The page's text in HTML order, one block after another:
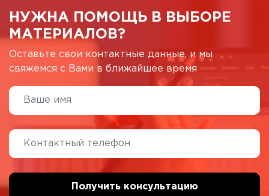
НУЖНА ПОМОЩЬ В ВЫБОРЕ
МАТЕРИАЛОВ?
Оставьте свои контактные данные, и мы
свяжемся с Вами в ближайшее время